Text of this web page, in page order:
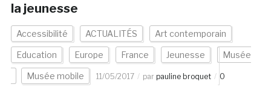
la jeunesse
Accessibilité ACTUALITÉS Art contemporain
Education Europe France Jeunesse Musée
Musée mobile 11/05/2017 par pauline broquet
0